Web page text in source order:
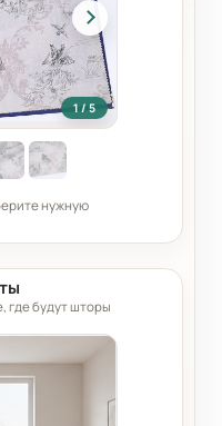
1 / 5
нужную
где будут шторы